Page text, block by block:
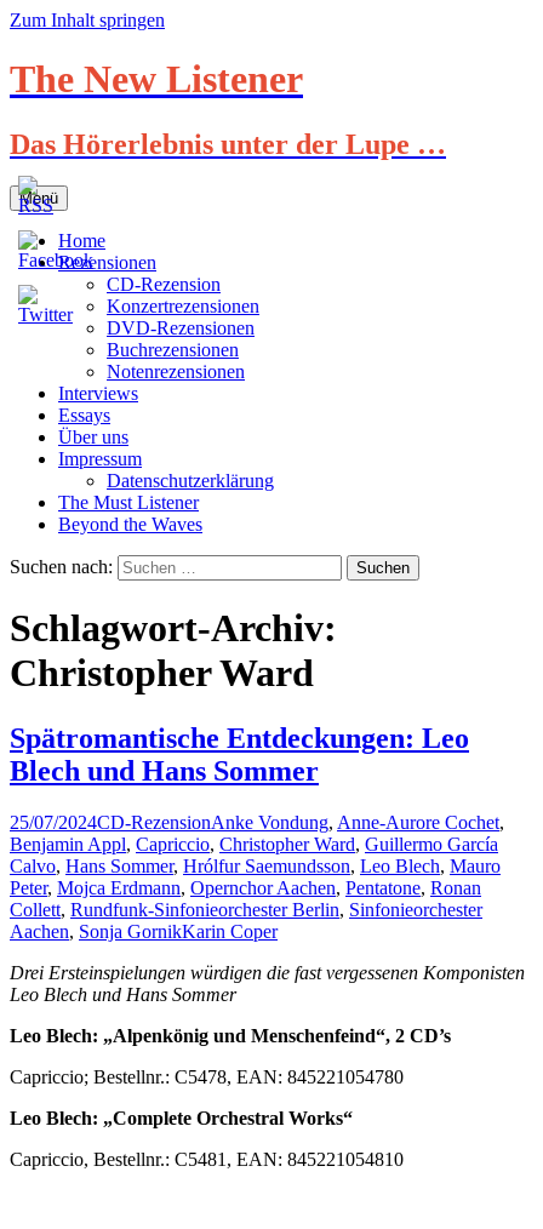
Zum Inhalt springen
The New Listener
Das Hörerlebnis unter der Lupe …
Menü
Home
Rezensionen
CD-Rezension
Konzertrezensionen
DVD-Rezensionen
Buchrezensionen
Notenrezensionen
Interviews
Essays
Über uns
Impressum
Datenschutzerklärung
The Must Listener
Beyond the Waves
Suchen nach:
Schlagwort-Archiv:
Christopher Ward
Spätromantische Entdeckungen: Leo
Blech und Hans Sommer
25/07/2024CD-RezensionAnke Vondung, Anne-Aurore Cochet,
Benjamin Appl, Capriccio, Christopher Ward, Guillermo García
Calvo, Hans Sommer, Hrólfur Saemundsson, Leo Blech, Mauro
Peter, Mojca Erdmann, Opernchor Aachen, Pentatone, Ronan
Collett, Rundfunk-Sinfonieorchester Berlin, Sinfonieorchester
Aachen, Sonja GornikKarin Coper
Drei Ersteinspielungen würdigen die fast vergessenen Komponisten
Leo Blech und Hans Sommer
Leo Blech: „Alpenkönig und Menschenfeind“, 2 CD’s
Capriccio; Bestellnr.: C5478, EAN: 845221054780
Leo Blech: „Complete Orchestral Works“
Capriccio, Bestellnr.: C5481, EAN: 845221054810